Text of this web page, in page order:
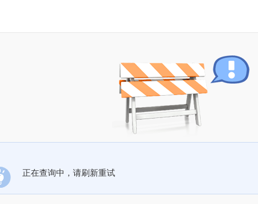
正在查询中，请刷新重试